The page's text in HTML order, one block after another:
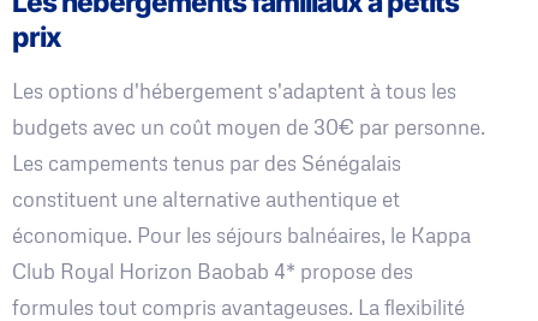
prix
Les options d'hébergement s'adaptent à tous les
budgets avec un coût moyen de 30€ par personne.
Les campements tenus par des Sénégalais
constituent une alternative authentique et
économique. Pour les séjours balnéaires, le Kappa
Club Royal Horizon Baobab 4* propose des
formules tout compris avantageuses. La flexibilité